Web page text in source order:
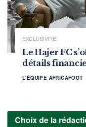
EXCLUSIVITÉ
Le Hajer FC
détails
L'ÉQUIPE AFRICAFOOT
Choix de la